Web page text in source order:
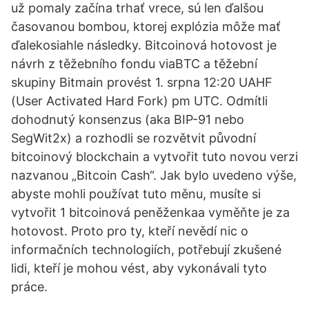
už pomaly začína trhať vrece, sú len ďalšou
časovanou bombou, ktorej explózia môže mať
ďalekosiahle následky. Bitcoinová hotovost je
návrh z těžebního fondu viaBTC a těžební
skupiny Bitmain provést 1. srpna 12:20 UAHF
(User Activated Hard Fork) pm UTC. Odmítli
dohodnutý konsenzus (aka BIP-91 nebo
SegWit2x) a rozhodli se rozvětvit původní
bitcoinový blockchain a vytvořit tuto novou verzi
nazvanou „Bitcoin Cash“. Jak bylo uvedeno výše,
abyste mohli používat tuto měnu, musíte si
vytvořit 1 bitcoinová peněženkaa vyměňte je za
hotovost. Proto pro ty, kteří nevědí nic o
informačních technologiích, potřebují zkušené
lidi, kteří je mohou vést, aby vykonávali tyto
práce.